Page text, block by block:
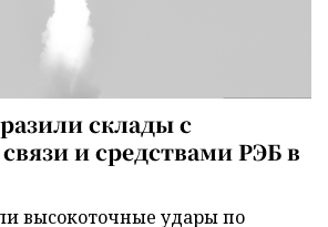
склады с
и средствами РЭБ в
высокоточные удары по